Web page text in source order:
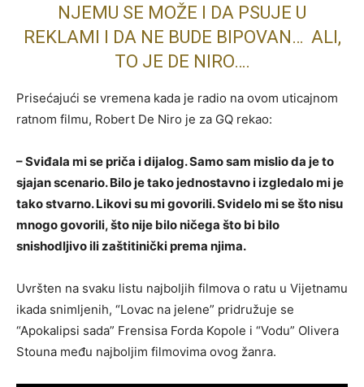
NJEMU SE MOŽE I DA PSUJE U
REKLAMI I DA NE BUDE BIPOVAN… ALI,
TO JE DE NIRO….
Prisećajući se vremena kada je radio na ovom uticajnom
ratnom filmu, Robert De Niro je za GQ rekao:
– Sviđala mi se priča i dijalog. Samo sam mislio da je to
sjajan scenario. Bilo je tako jednostavno i izgledalo mi je
tako stvarno. Likovi su mi govorili. Svidelo mi se što nisu
mnogo govorili, što nije bilo ničega što bi bilo
snishodljivo ili zaštitinički prema njima.
Uvršten na svaku listu najboljih filmova o ratu u Vijetnamu
ikada snimljenih, “Lovac na jelene” pridružuje se
“Apokalipsi sada” Frensisa Forda Kopole i “Vodu” Olivera
Stouna među najboljim filmovima ovog žanra.